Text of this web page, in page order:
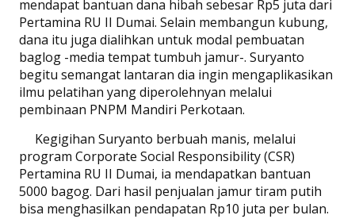
mendapat bantuan dana hibah sebesar Rp5 juta dari
Pertamina RU II Dumai. Selain membangun kubung,
dana itu juga dialihkan untuk modal pembuatan
baglog -media tempat tumbuh jamur-. Suryanto
begitu semangat lantaran dia ingin mengaplikasikan
ilmu pelatihan yang diperolehnyan melalui
pembinaan PNPM Mandiri Perkotaan.
Kegigihan Suryanto berbuah manis, melalui
program Corporate Social Responsibility (CSR)
Pertamina RU II Dumai, ia mendapatkan bantuan
5000 bagog. Dari hasil penjualan jamur tiram putih
bisa menghasilkan pendapatan Rp10 juta per bulan.